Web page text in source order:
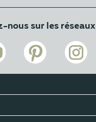
nous sur les réseaux